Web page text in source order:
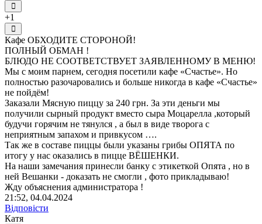
+1
Кафе ОБХОДИТЕ СТОРОНОЙ!
ПОЛНЫЙ ОБМАН !
БЛЮДО НЕ СООТВЕТСТВУЕТ ЗАЯВЛЕННОМУ В МЕНЮ!
Мы с моим парнем, сегодня посетили кафе «Счастье». Но
полностью разочаровались и больше никогда в кафе «Счастье»
не пойдём!
Заказали Мясную пиццу за 240 грн. За эти деньги мы
получили сырный продукт вместо сыра Моцарелла ,который
будучи горячим не тянулся , а был в виде творога с
неприятным запахом и привкусом ….
Так же в составе пиццы были указаны грибы ОПЯТА по
итогу у нас оказались в пицце ВЁШЕНКИ.
На наши замечания принесли банку с этикеткой Опята , но в
ней Вешанки - доказать не смогли , фото прикладываю!
Жду объяснения администратора !
21:52, 04.04.2024
Відповісти
Катя